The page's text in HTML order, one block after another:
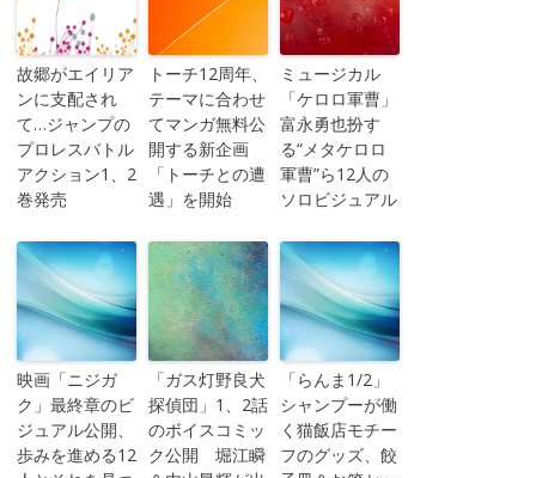
故郷がエイリア
ンに支配され
て…ジャンプの
プロレスバトル
アクション1、2
巻発売
トーチ12周年、
テーマに合わせ
てマンガ無料公
開する新企画
「トーチとの遭
遇」を開始
ミュージカル
「ケロロ軍曹」
富永勇也扮す
る“メタケロロ
軍曹”ら12人の
ソロビジュアル
映画「ニジガ
ク」最終章のビ
ジュアル公開、
歩みを進める12
「ガス灯野良犬
探偵団」1、2話
のボイスコミッ
ク公開 堀江瞬
「らんま1/2」
シャンプーが働
く猫飯店モチー
フのグッズ、餃